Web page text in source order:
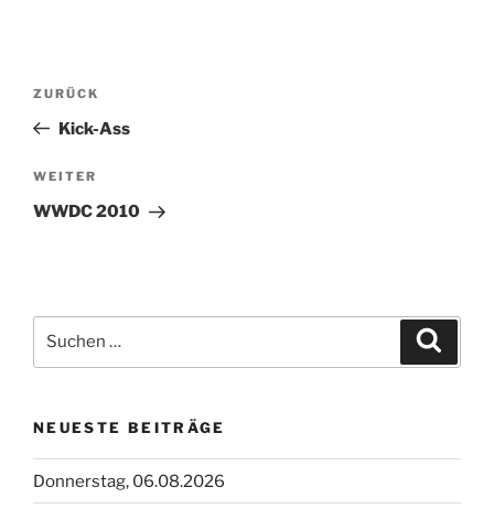
Beitragsnavigation
Vorheriger
Beitrag
ZURÜCK
Kick-Ass
Nächster
Beitrag
WEITER
WWDC 2010
nach:
NEUESTE BEITRÄGE
Donnerstag, 06.08.2026